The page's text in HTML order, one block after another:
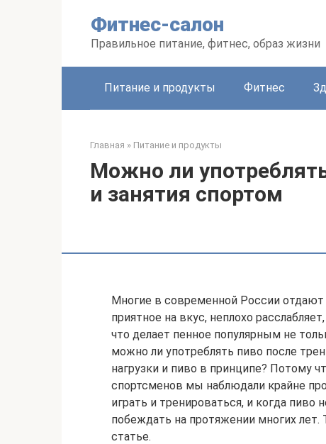
Фитнес-салон
Правильное питание, фитнес, образ жизни
Питание и продукты Фитнес
Главная » Питание и продукты
Можно ли
и занятия спортом
Многие в современной России отдают
приятное на вкус, неплохо
что делает пенное популярным не
можно ли употреблять пиво после
нагрузки и пиво в принципе? Потому
спортсменов мы наблюдали крайне
играть и тренироваться, и когда
побеждать на протяжении многих лет.
статье.